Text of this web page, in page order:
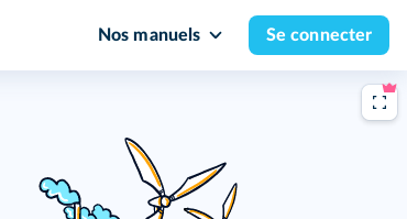
Nos manuels Se connecter